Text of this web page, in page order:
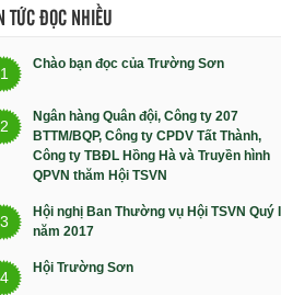
TỨC ĐỌC NHIỀU
1
Chào bạn đọc của Trường Sơn
2
Ngân hàng Quân đội, Công ty 207
BTTM/BQP, Công ty CPDV Tất Thành,
Công ty TBĐL Hồng Hà và Truyền hình
QPVN thăm Hội TSVN
3
Hội nghị Ban Thường vụ Hội TSVN Quý III
năm 2017
4
Hội Trường Sơn